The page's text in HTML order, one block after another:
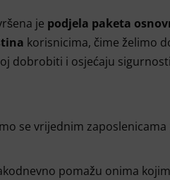
je podjela paketa
korisnicima, čime želimo
dobrobiti i osjećaju
se vrijednim
pomažu onima